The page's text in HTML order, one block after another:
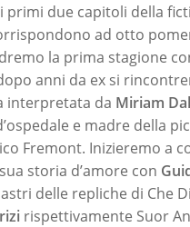
due capitoli della
ad otto
la prima stagione
anni da ex si
interpretata da Miriam
e madre della
Fremont. Inizieremo a
storia d’amore con
delle repliche di Che
rispettivamente Suor